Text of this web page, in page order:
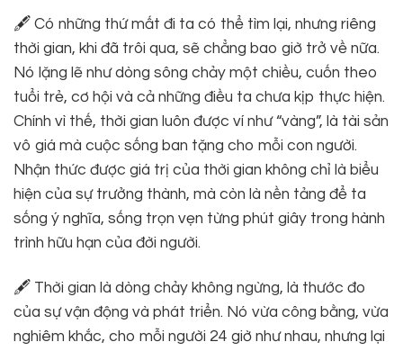
🖋 Có những thứ mất đi ta có thể tìm lại, nhưng riêng
thời gian, khi đã trôi qua, sẽ chẳng bao giờ trở về nữa.
Nó lặng lẽ như dòng sông chảy một chiều, cuốn theo
tuổi trẻ, cơ hội và cả những điều ta chưa kịp thực hiện.
Chính vì thế, thời gian luôn được ví như “vàng”, là tài sản
vô giá mà cuộc sống ban tặng cho mỗi con người.
Nhận thức được giá trị của thời gian không chỉ là biểu
hiện của sự trưởng thành, mà còn là nền tảng để ta
sống ý nghĩa, sống trọn vẹn từng phút giây trong hành
trình hữu hạn của đời người.
🖋 Thời gian là dòng chảy không ngừng, là thước đo
của sự vận động và phát triển. Nó vừa công bằng, vừa
nghiêm khắc, cho mỗi người 24 giờ như nhau, nhưng lại